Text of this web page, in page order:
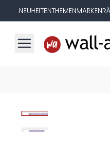
NEUHEITENTHEMENMARKEN